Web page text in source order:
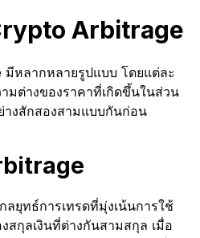
Arbitrage
หลากหลายรูปแบบ โดยแต่ละ
มต่างของราคาที่เกิดขึ้นในส่วน
างสักสองสามแบบกันก่อน
ยุทธ์การเทรดที่มุ่งเน้นการใช้
สกุลเงินที่ต่างกันสามสกุล เมื่อ